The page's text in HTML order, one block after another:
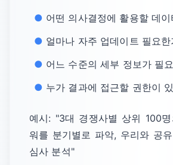
어떤 의사결정에 활용할 데이
얼마나 자주 업데이트 필요한
어느 수준의 세부 정보가 필
누가 결과에 접근할 권한이
예시: "3대 경쟁사별 상위 100
워를 분기별로 파악, 우리와 공
심사 분석"